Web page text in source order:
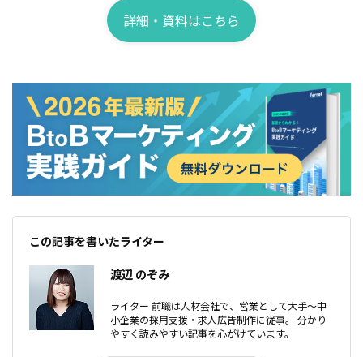
詳細・資料はこちら
この記事を書いたライター
渡辺 のぞみ
ライター 前職は人材会社で、営業として大手〜中
小企業の採用支援・求人広告制作に従事。 分かり
やすく読みやすい記事を心がけています。